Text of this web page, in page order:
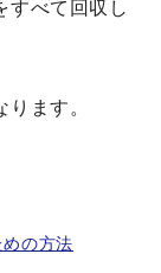
すべて回収し
ます。
の方法